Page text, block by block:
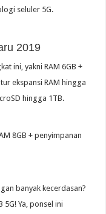
seluler 5G.
2019
ini, yakni RAM 6GB +
ekspansi RAM hingga
hingga 1TB.
8GB + penyimpanan
banyak kecerdasan?
5G! Ya, ponsel ini